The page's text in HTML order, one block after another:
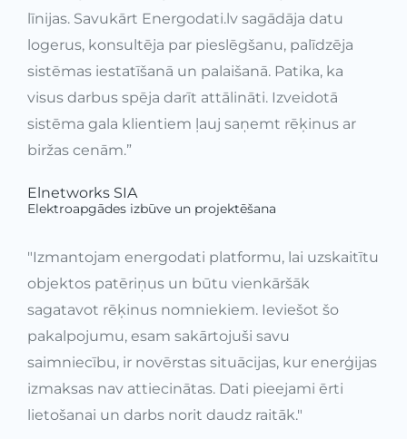
līnijas. Savukārt Energodati.lv sagādāja datu
logerus, konsultēja par pieslēgšanu, palīdzēja
sistēmas iestatīšanā un palaišanā. Patika, ka
visus darbus spēja darīt attālināti. Izveidotā
sistēma gala klientiem ļauj saņemt rēķinus ar
biržas cenām.”
Elnetworks SIA
Elektroapgādes izbūve un projektēšana
"Izmantojam energodati platformu, lai uzskaitītu
objektos patēriņus un būtu vienkāršāk
sagatavot rēķinus nomniekiem. Ieviešot šo
pakalpojumu, esam sakārtojuši savu
saimniecību, ir novērstas situācijas, kur enerģijas
izmaksas nav attiecinātas. Dati pieejami ērti
lietošanai un darbs norit daudz raitāk."